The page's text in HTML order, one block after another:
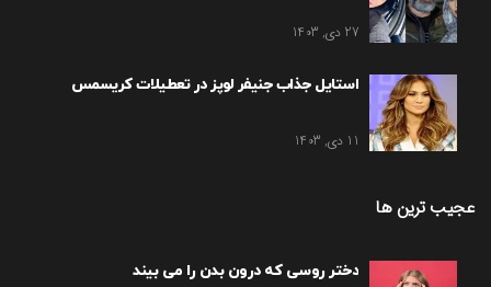
27 دی, 1403
استایل جذاب جنیفر لوپز در تعطیلات کریسمس
11 دی, 1403
عجیب ترین ها
دختر روسی که درون بدن را می بیند